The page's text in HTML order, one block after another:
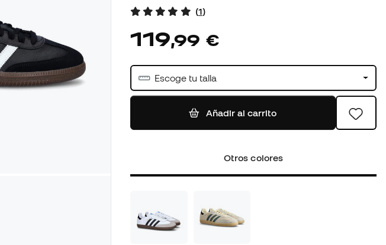
(1)
119,99 €
Escoge tu talla
Añadir al carrito
Otros colores